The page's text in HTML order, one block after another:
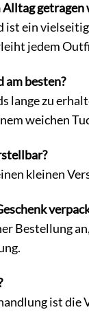
getragen
ein
jedem
am besten?
lange zu
weichen
kleinen
Bestellung
ist die